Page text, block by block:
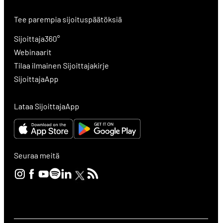
Tee parempia sijoituspäätöksiä
Sijoittaja360°
Webinaarit
Tilaa ilmainen Sijoittajakirje
SijoittajaApp
Lataa SijoittajaApp
Seuraa meitä